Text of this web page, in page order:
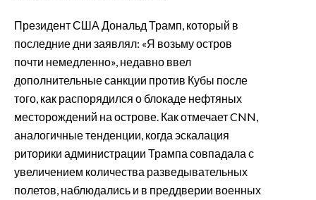
Президент США Дональд Трамп, который в
последние дни заявлял: «Я возьму остров
почти немедленно», недавно ввел
дополнительные санкции против Кубы после
того, как распорядился о блокаде нефтяных
месторождений на острове. Как отмечает CNN,
аналогичные тенденции, когда эскалация
риторики администрации Трампа совпадала с
увеличением количества разведывательных
полетов, наблюдались и в преддверии военных